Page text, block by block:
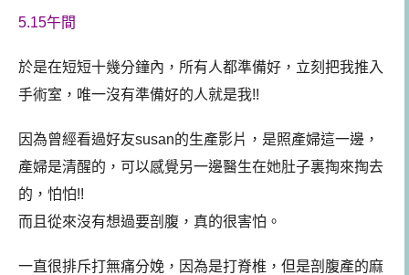
5.15午間
於是在短短十幾分鐘內，所有人都準備好，立刻把我推入
手術室，唯一沒有準備好的人就是我!!
因為曾經看過好友susan的生產影片，是照產婦這一邊，
產婦是清醒的，可以感覺另一邊醫生在她肚子裏掏來掏去
的，怕怕!!
而且從來沒有想過要剖腹，真的很害怕。
一直很排斥打無痛分娩，因為是打脊椎，但是剖腹產的麻